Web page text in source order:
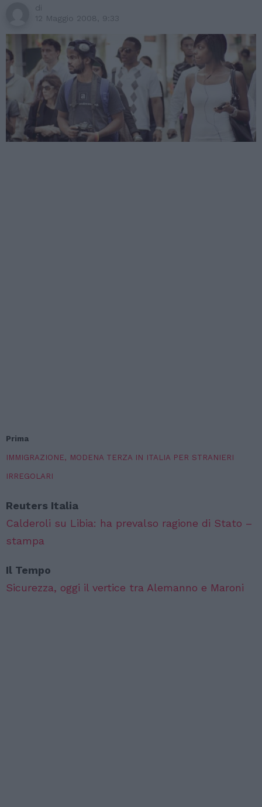
di
12 Maggio 2008, 9:33
Prima
IMMIGRAZIONE, MODENA TERZA IN ITALIA PER STRANIERI
IRREGOLARI
Reuters Italia
Calderoli su Libia: ha prevalso ragione di Stato –
stampa
Il Tempo
Sicurezza, oggi il vertice tra Alemanno e Maroni